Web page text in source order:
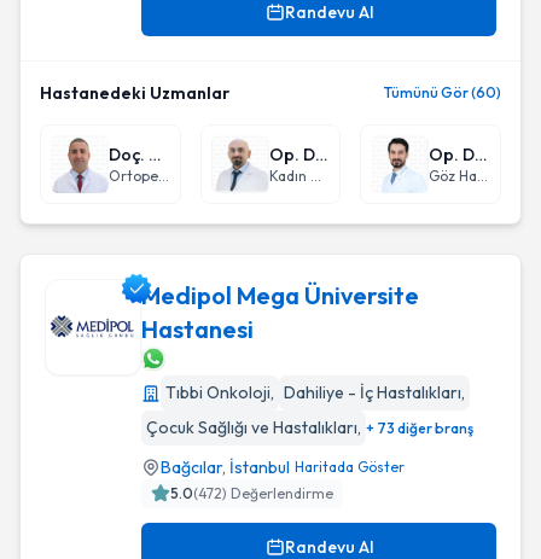
Randevu Al
Hastanedeki Uzmanlar Tümünü Gör (60)
Doç. Dr. Suat Batar
Ortopedi ve Travmatoloji
Op. Dr. Enes Serhat Coşkun
Kadın Hastalıkları ve Doğum
Op. Dr. Metin Süleymanzade
Göz Hastalıkları
Medipol Mega Üniversite Hastanesi
Medipol Mega Üniversite
Hastanesi
Tıbbi Onkoloji, Dahiliye - İç Hastalıkları,
Çocuk Sağlığı ve Hastalıkları, + 73 diğer branş
Bağcılar, İstanbul Haritada Göster
5.0(472) Değerlendirme
Randevu Al